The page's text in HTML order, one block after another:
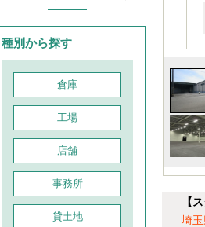
【
埼
種別から探す
倉庫
工場
店舗
事務所
貸土地